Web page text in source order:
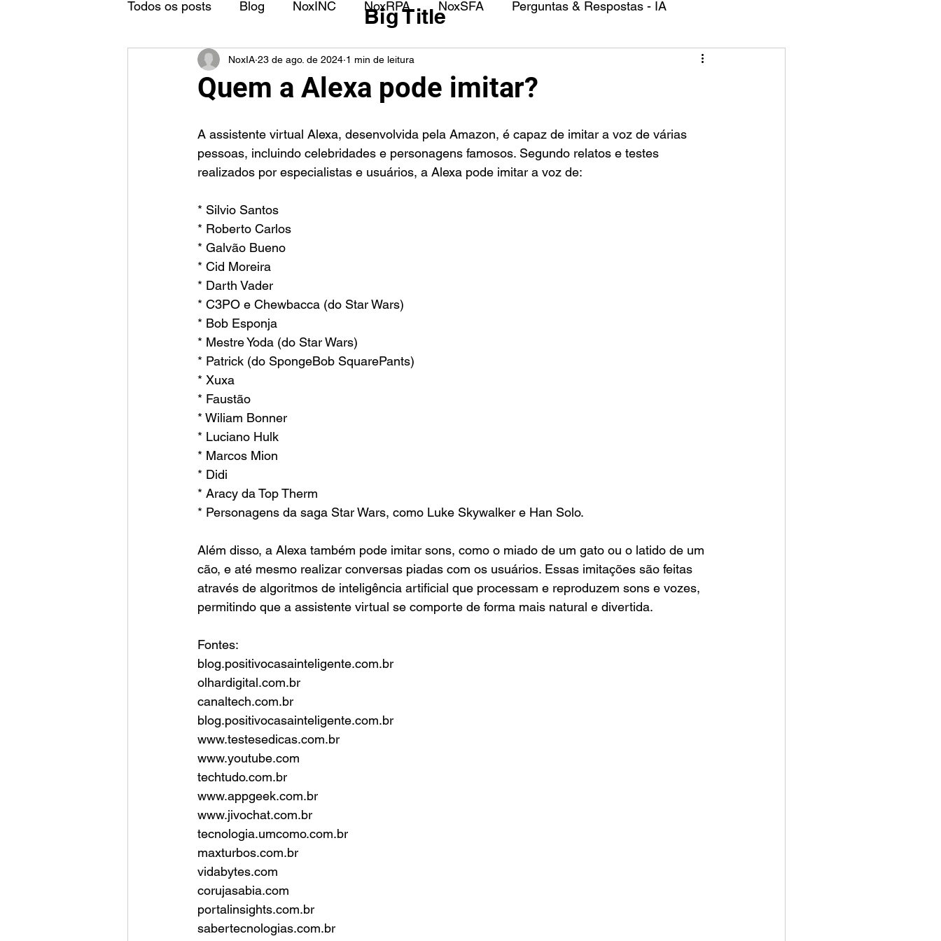
Todos os posts Blog NoxINC NoxRPA NoxSFA Perguntas & Respostas - IA
Quem a Alexa pode imitar?
NoxIA 23 de ago. de 2024 1 min de leitura
A assistente virtual Alexa, desenvolvida pela Amazon, é capaz de imitar a voz de várias
pessoas, incluindo celebridades e personagens famosos. Segundo relatos e testes
realizados por especialistas e usuários, a Alexa pode imitar a voz de:
* Silvio Santos
* Roberto Carlos
* Galvão Bueno
* Cid Moreira
* Darth Vader
* C3PO e Chewbacca (do Star Wars)
* Bob Esponja
* Mestre Yoda (do Star Wars)
* Patrick (do SpongeBob SquarePants)
* Xuxa
* Faustão
* Wiliam Bonner
* Luciano Hulk
* Marcos Mion
* Didi
* Aracy da Top Therm
* Personagens da saga Star Wars, como Luke Skywalker e Han Solo.
Além disso, a Alexa também pode imitar sons, como o miado de um gato ou o latido de um
cão, e até mesmo realizar conversas piadas com os usuários. Essas imitações são feitas
através de algoritmos de inteligência artificial que processam e reproduzem sons e vozes,
permitindo que a assistente virtual se comporte de forma mais natural e divertida.
Fontes:
blog.positivocasainteligente.com.br
olhardigital.com.br
canaltech.com.br
blog.positivocasainteligente.com.br
www.testesedicas.com.br
www.youtube.com
techtudo.com.br
www.appgeek.com.br
www.jivochat.com.br
tecnologia.umcomo.com.br
maxturbos.com.br
vidabytes.com
corujasabia.com
portalinsights.com.br
sabertecnologias.com.br
Big Title